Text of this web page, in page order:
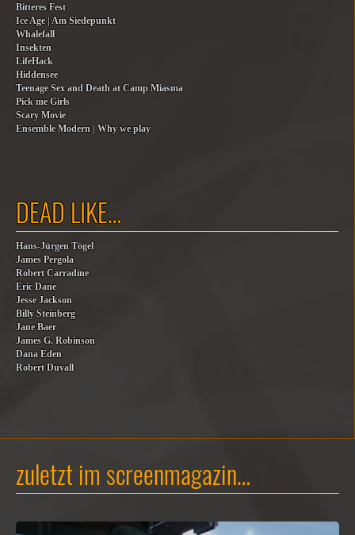
Bitteres Fest
Ice Age | Am Siedepunkt
Whalefall
Insekten
LifeHack
Hiddensee
Teenage Sex and Death at Camp Miasma
Pick me Girls
Scary Movie
Ensemble Modern | Why we play
DEAD LIKE…
Hans-Jürgen Tögel
James Pergola
Robert Carradine
Eric Dane
Jesse Jackson
Billy Steinberg
Jane Baer
James G. Robinson
Dana Eden
Robert Duvall
zuletzt im screenmagazin…